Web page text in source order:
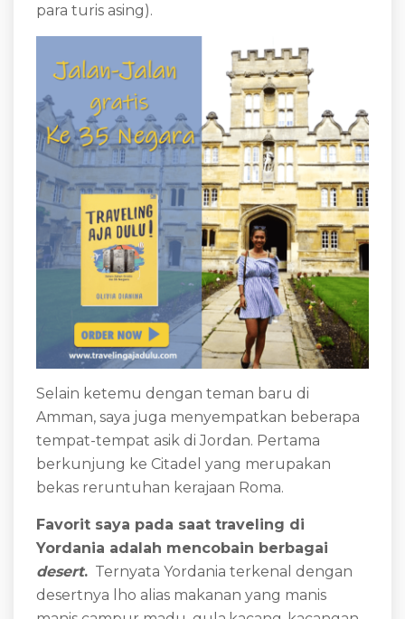
para turis asing).
Selain ketemu dengan teman baru di
Amman, saya juga menyempatkan beberapa
tempat-tempat asik di Jordan. Pertama
berkunjung ke Citadel yang merupakan
bekas reruntuhan kerajaan Roma.
Favorit saya pada saat traveling di
Yordania adalah mencobain berbagai
desert. Ternyata Yordania terkenal dengan
desertnya lho alias makanan yang manis